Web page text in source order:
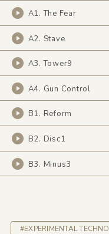
A1. The Fear
A2. Stave
A3. Tower9
A4. Gun Control
B1. Reform
B2. Disc1
B3. Minus3
#EXPERIMENTAL TECHNO